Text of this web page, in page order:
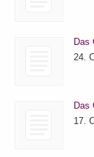
Das
24.
Das
17.